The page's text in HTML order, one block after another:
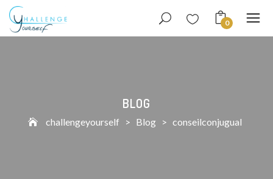
0
BLOG
challengeyourself > Blog > conseilconjugual